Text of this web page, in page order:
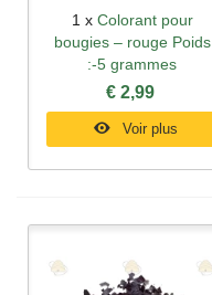
1 x Colorant pour
bougies – rouge Poids
:-5 grammes
€ 2,99
Voir plus